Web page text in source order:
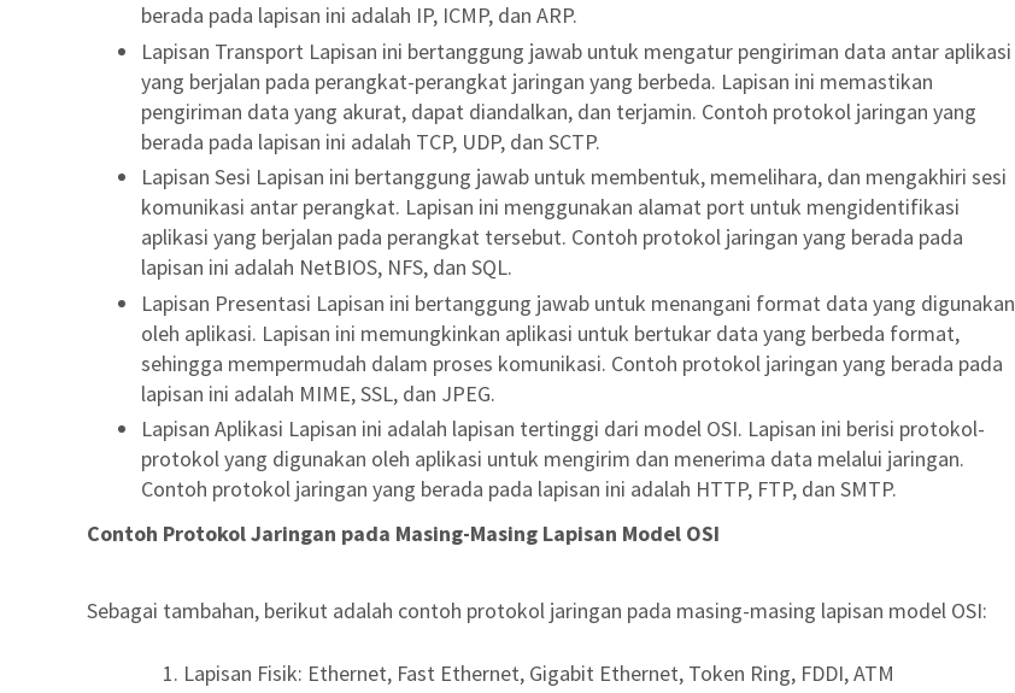
berada pada lapisan ini adalah IP, ICMP, dan ARP.
Lapisan Transport Lapisan ini bertanggung jawab untuk mengatur pengiriman data antar aplikasi
yang berjalan pada perangkat-perangkat jaringan yang berbeda. Lapisan ini memastikan
pengiriman data yang akurat, dapat diandalkan, dan terjamin. Contoh protokol jaringan yang
berada pada lapisan ini adalah TCP, UDP, dan SCTP.
Lapisan Sesi Lapisan ini bertanggung jawab untuk membentuk, memelihara, dan mengakhiri sesi
komunikasi antar perangkat. Lapisan ini menggunakan alamat port untuk mengidentifikasi
aplikasi yang berjalan pada perangkat tersebut. Contoh protokol jaringan yang berada pada
lapisan ini adalah NetBIOS, NFS, dan SQL.
Lapisan Presentasi Lapisan ini bertanggung jawab untuk menangani format data yang digunakan
oleh aplikasi. Lapisan ini memungkinkan aplikasi untuk bertukar data yang berbeda format,
sehingga mempermudah dalam proses komunikasi. Contoh protokol jaringan yang berada pada
lapisan ini adalah MIME, SSL, dan JPEG.
Lapisan Aplikasi Lapisan ini adalah lapisan tertinggi dari model OSI. Lapisan ini berisi protokol-
protokol yang digunakan oleh aplikasi untuk mengirim dan menerima data melalui jaringan.
Contoh protokol jaringan yang berada pada lapisan ini adalah HTTP, FTP, dan SMTP.
Contoh Protokol Jaringan pada Masing-Masing Lapisan Model OSI
Sebagai tambahan, berikut adalah contoh protokol jaringan pada masing-masing lapisan model OSI:
Lapisan Fisik: Ethernet, Fast Ethernet, Gigabit Ethernet, Token Ring, FDDI, ATM